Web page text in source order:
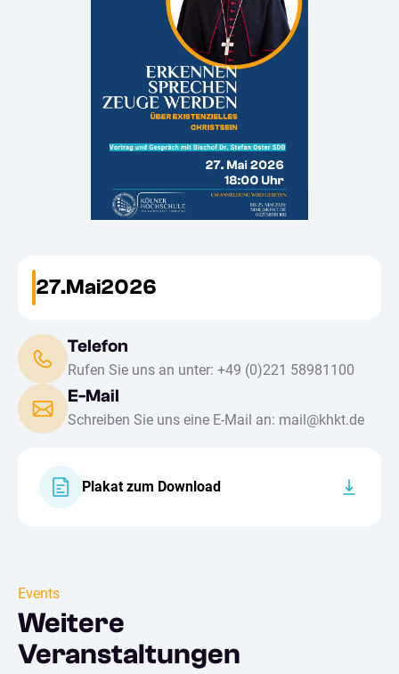
27.Mai2026
Telefon
Rufen Sie uns an unter: +49 (0)221 58981100
E-Mail
Schreiben Sie uns eine E-Mail an: mail@khkt.de
Plakat zum Download
Events
Weitere
Veranstaltungen